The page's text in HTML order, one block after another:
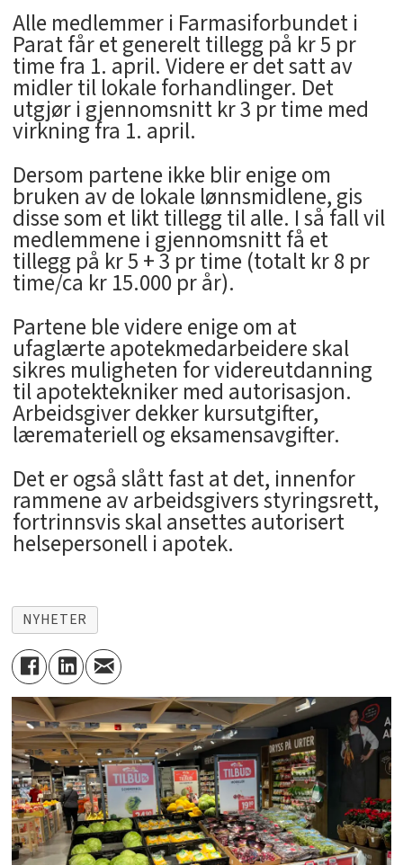
Alle medlemmer i Farmasiforbundet i
Parat får et generelt tillegg på kr 5 pr
time fra 1. april. Videre er det satt av
midler til lokale forhandlinger. Det
utgjør i gjennomsnitt kr 3 pr time med
virkning fra 1. april.
Dersom partene ikke blir enige om
bruken av de lokale lønnsmidlene, gis
disse som et likt tillegg til alle. I så fall vil
medlemmene i gjennomsnitt få et
tillegg på kr 5 + 3 pr time (totalt kr 8 pr
time/ca kr 15.000 pr år).
Partene ble videre enige om at
ufaglærte apotekmedarbeidere skal
sikres muligheten for videreutdanning
til apotektekniker med autorisasjon.
Arbeidsgiver dekker kursutgifter,
læremateriell og eksamensavgifter.
Det er også slått fast at det, innenfor
rammene av arbeidsgivers styringsrett,
fortrinnsvis skal ansettes autorisert
helsepersonell i apotek.
NYHETER